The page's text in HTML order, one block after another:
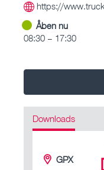
https://
Åben nu
08:30 – 17:30
Downloads
GPX